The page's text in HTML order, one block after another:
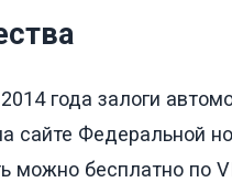
года залоги
сайте Федеральной
можно бесплатно по